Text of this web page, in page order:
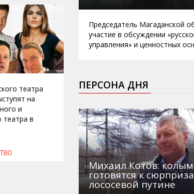
театра
на
и
театра в
Председатель Магаданской
участие в обсуждении
управления» и ценностных
ПЕРСОНА ДНЯ
Михаил Котов:
готовятся к
лососевой путине